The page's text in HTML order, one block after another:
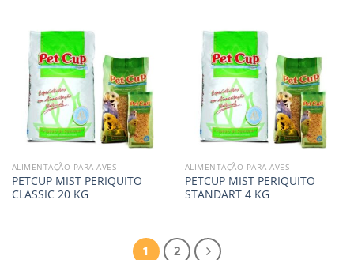
ALIMENTAÇÃO PARA AVES
PETCUP MIST PERIQUITO
CLASSIC 20 KG
ALIMENTAÇÃO PARA AVES
PETCUP MIST PERIQUITO
STANDART 4 KG
1 2